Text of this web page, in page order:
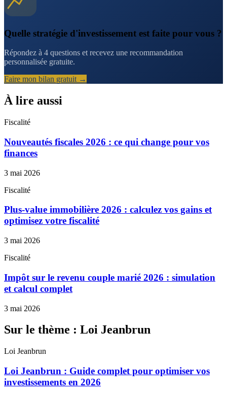
Quelle stratégie d'investissement est faite pour vous ?
Répondez à 4 questions et recevez une recommandation
personnalisée gratuite.
Faire mon bilan gratuit →
À lire aussi
Fiscalité
Nouveautés fiscales 2026 : ce qui change pour vos
finances
3 mai 2026
Fiscalité
Plus-value immobilière 2026 : calculez vos gains et
optimisez votre fiscalité
3 mai 2026
Fiscalité
Impôt sur le revenu couple marié 2026 : simulation
et calcul complet
3 mai 2026
Sur le thème : Loi Jeanbrun
Loi Jeanbrun
Loi Jeanbrun : Guide complet pour optimiser vos
investissements en 2026